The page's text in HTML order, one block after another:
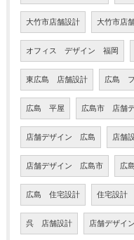
大竹市店舗設計 大竹市店
オフィス デザイン 福岡
東広島 店舗設計 広島 フ
広島 平屋 広島市 店舗
店舗デザイン 広島 店舗
店舗デザイン 広島市 広
広島 住宅設計 住宅設計
呉 店舗設計 店舗デザイ